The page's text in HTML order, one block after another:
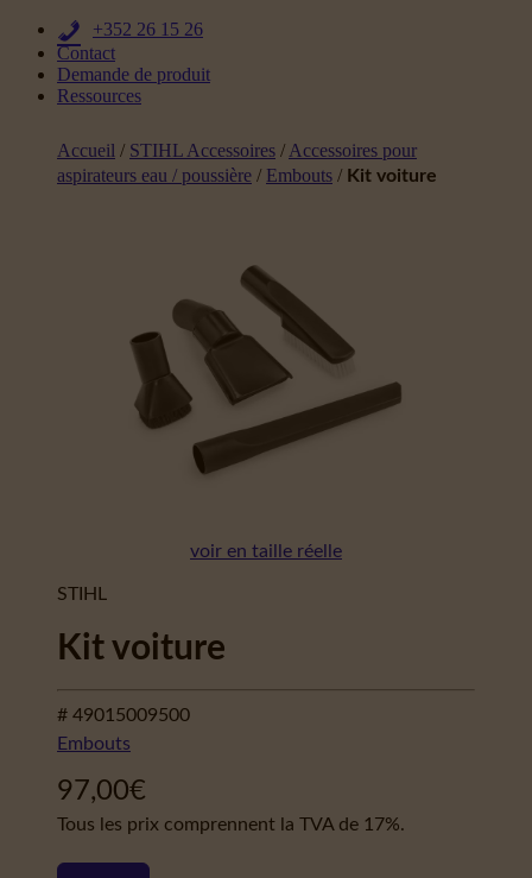
+352 26 15 26
Contact
Demande de produit
Ressources
Accueil / STIHL Accessoires / Accessoires pour
aspirateurs eau / poussière / Embouts / Kit voiture
voir en taille réelle
STIHL
Kit voiture
# 49015009500
Embouts
97,00€
Tous les prix comprennent la TVA de 17%.